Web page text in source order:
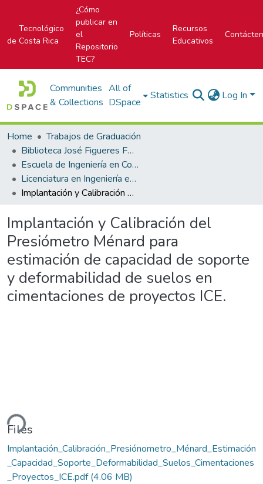
Tecnológico
de Costa Rica
¿Cómo
publicar en
el
Repositorio
TEC?
Políticas
Recursos
Educativos
Communities
& Collections
All of
DSpace
Statistics Log In
Home
Trabajos de Graduación
Biblioteca José Figueres Ferrer
Escuela de Ingeniería en Construcción
Licenciatura en Ingeniería en Construcción
Implantación y Calibración del Presiómetro Ménard para estimación de capacidad de soporte y deformabilidad de suelos en cimentaciones de proyectos ICE.
Implantación y Calibración del
Presiómetro Ménard para
estimación de capacidad de soporte
y deformabilidad de suelos en
cimentaciones de proyectos ICE.
Files
Implantación_Calibración_Presiónometro_Ménard_Estimación
_Capacidad_Soporte_Deformabilidad_Suelos_Cimentaciones
_Proyectos_ICE.pdf(4.06 MB)